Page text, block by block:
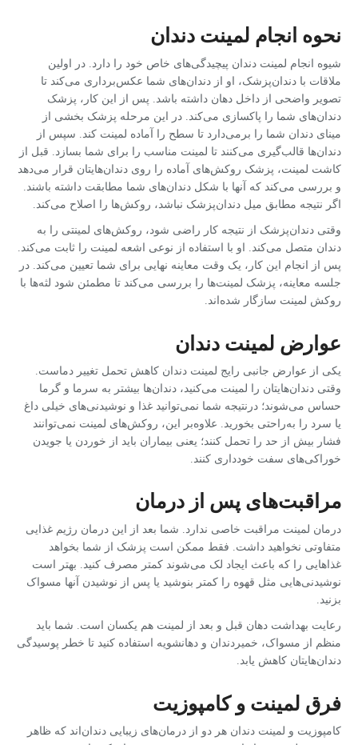
نحوه انجام لمینت دندان
شیوه انجام لمینت دندان پیچیدگی‌های خاص خود را دارد. در اولین
ملاقات با دندان‌پزشک، او از دندان‌های شما عکس‌برداری می‌کند تا
تصویر واضحی از داخل دهان داشته باشد. پس از این کار، پزشک
دندان‌های شما را پاکسازی می‌کند. در این مرحله پزشک بخشی از
مینای دندان شما را برمی‌دارد تا سطح را آماده لمینت کند. سپس از
دندان‌ها قالب‌گیری می‌کنند تا لمینت مناسب را برای شما بسازد. قبل از
کاشت لمینت، پزشک روکش‌های آماده را روی دندان‌هایتان قرار می‌دهد
و بررسی می‌کند که آنها با شکل دندان‌های شما مطابقت داشته باشند.
اگر نتیجه مطابق میل دندان‌پزشک نباشد، روکش‌ها را اصلاح می‌کند.
وقتی دندان‌پزشک از نتیجه کار راضی شود، روکش‌های لمینتی را به
دندان متصل می‌کند. او با استفاده از نوعی اشعه لمینت را ثابت می‌کند.
پس از انجام این کار، یک وقت معاینه نهایی برای شما تعیین می‌کند. در
جلسه معاینه، پزشک لمینت‌ها را بررسی می‌کند تا مطمئن شود لثه‌ها با
روکش لمینت سازگار شده‌اند.
عوارض لمینت دندان
یکی از عوارض جانبی رایج لمینت دندان کاهش تحمل تغییر دماست.
وقتی دندان‌هایتان را لمینت می‌کنید، دندان‌ها بیشتر به سرما و گرما
حساس می‌شوند؛ درنتیجه شما نمی‌توانید غذا و نوشیدنی‌های خیلی داغ
یا سرد را به‌راحتی بخورید. علاوه‌بر این، روکش‌های لمینت نمی‌توانند
فشار بیش از حد را تحمل کنند؛ یعنی بیماران باید از خوردن یا جویدن
خوراکی‌های سفت خودداری کنند.
مراقبت‌های پس از درمان
درمان لمینت مراقبت خاصی ندارد. شما بعد از این درمان رژیم غذایی
متفاوتی نخواهید داشت. فقط ممکن است پزشک از شما بخواهد
غذاهایی را که باعث ایجاد لک می‌شوند کمتر مصرف کنید. بهتر است
نوشیدنی‌هایی مثل قهوه را کمتر بنوشید یا پس از نوشیدن آنها مسواک
بزنید.
رعایت بهداشت دهان قبل و بعد از لمینت هم یکسان است. شما باید
منظم از مسواک، خمیردندان و دهانشویه استفاده کنید تا خطر پوسیدگی
دندان‌هایتان کاهش یابد.
فرق لمینت و کامپوزیت
کامپوزیت و لمینت دندان هر دو از درمان‌های زیبایی دندان‌اند که ظاهر